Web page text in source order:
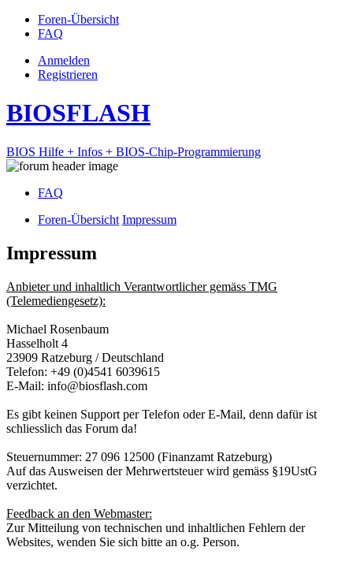
Foren-Übersicht
FAQ
Anmelden
Registrieren
BIOSFLASH
BIOS Hilfe + Infos + BIOS-Chip-Programmierung
FAQ
Foren-Übersicht Impressum
Impressum
Anbieter und inhaltlich Verantwortlicher gemäss TMG
(Telemediengesetz):
Michael Rosenbaum
Hasselholt 4
23909 Ratzeburg / Deutschland
Telefon: +49 (0)4541 6039615
E-Mail: info@biosflash.com
Es gibt keinen Support per Telefon oder E-Mail, denn dafür ist
schliesslich das Forum da!
Steuernummer: 27 096 12500 (Finanzamt Ratzeburg)
Auf das Ausweisen der Mehrwertsteuer wird gemäss §19UstG
verzichtet.
Feedback an den Webmaster:
Zur Mitteilung von technischen und inhaltlichen Fehlern der
Websites, wenden Sie sich bitte an o.g. Person.